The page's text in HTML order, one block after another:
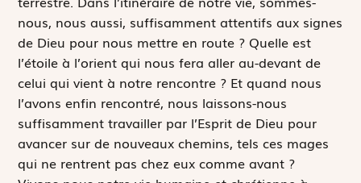
nous, nous aussi, suffisamment attentifs aux signes
de Dieu pour nous mettre en route ? Quelle est
l’étoile à l’orient qui nous fera aller au-devant de
celui qui vient à notre rencontre ? Et quand nous
l’avons enfin rencontré, nous laissons-nous
suffisamment travailler par l’Esprit de Dieu pour
avancer sur de nouveaux chemins, tels ces mages
qui ne rentrent pas chez eux comme avant ?